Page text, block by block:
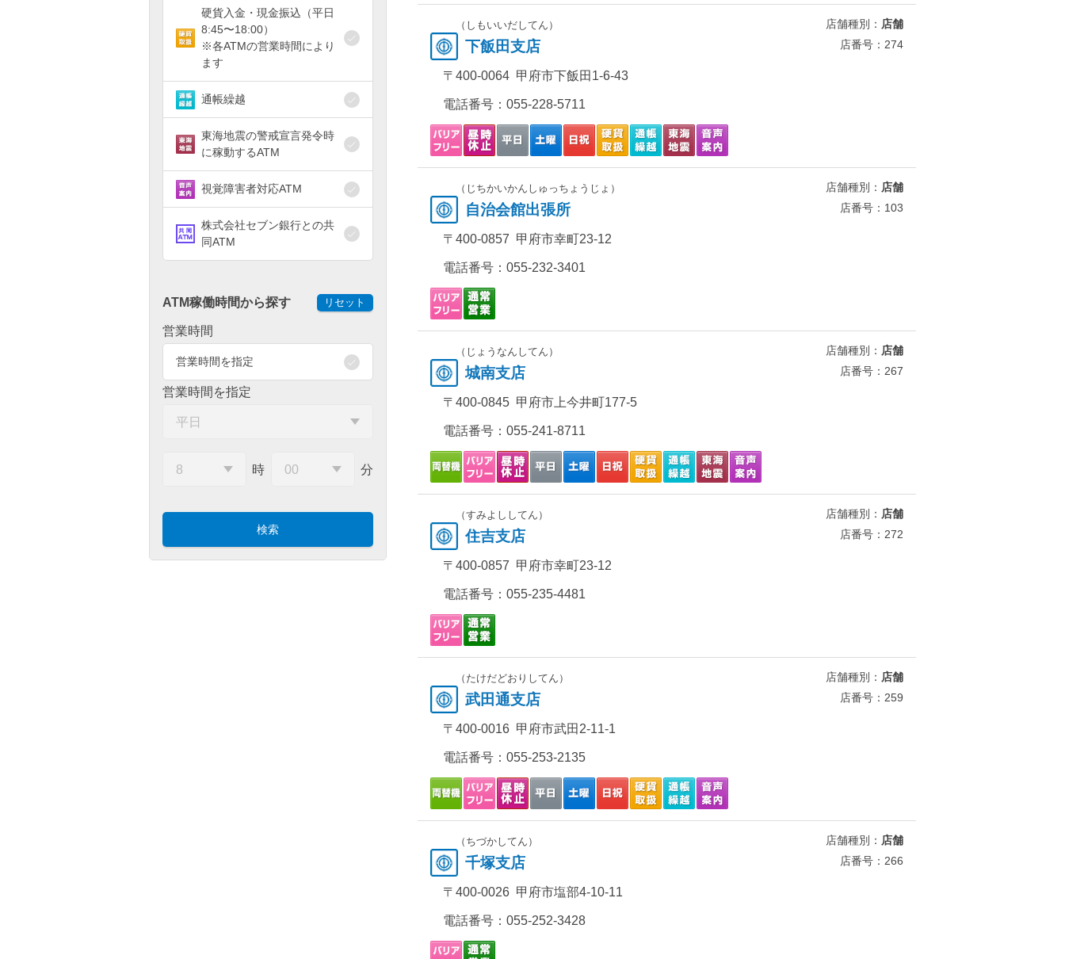
硬貨入金・現金振込（平日
8:45〜18:00）
※各ATMの営業時間により
ます
通帳繰越
東海地震の警戒宣言発令時
に稼動するATM
視覚障害者対応ATM
株式会社セブン銀行との共
同ATM
ATM稼働時間から探す リセット
営業時間
営業時間を指定
営業時間を指定
時 分
（しもいいだしてん）
下飯田支店
店舗種別： 店舗
店番号：274
〒400-0064 甲府市下飯田1-6-43
電話番号： 055-228-5711
（じちかいかんしゅっちょうじょ）
自治会館出張所
店舗種別： 店舗
店番号：103
〒400-0857 甲府市幸町23-12
電話番号： 055-232-3401
（じょうなんしてん）
城南支店
店舗種別： 店舗
店番号：267
〒400-0845 甲府市上今井町177-5
電話番号： 055-241-8711
（すみよししてん）
住吉支店
店舗種別： 店舗
店番号：272
〒400-0857 甲府市幸町23-12
電話番号： 055-235-4481
（たけだどおりしてん）
武田通支店
店舗種別： 店舗
店番号：259
〒400-0016 甲府市武田2-11-1
電話番号： 055-253-2135
（ちづかしてん）
千塚支店
店舗種別： 店舗
店番号：266
〒400-0026 甲府市塩部4-10-11
電話番号： 055-252-3428